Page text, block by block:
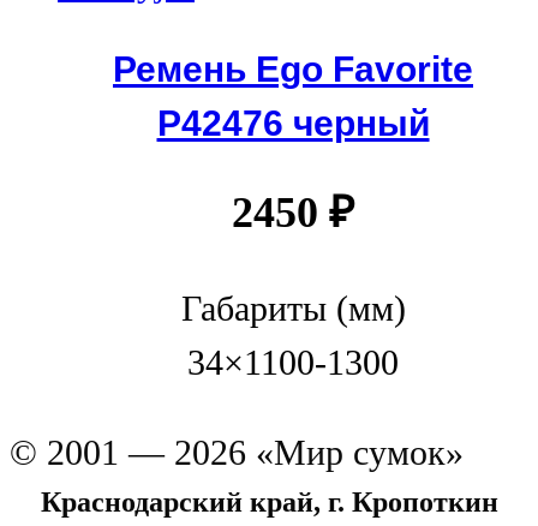
Ремень Ego Favorite
P42476 черный
2450 ₽
Габариты (мм)
34×1100-1300
© 2001 — 2026 «Мир сумок»
Краснодарский край, г. Кропоткин